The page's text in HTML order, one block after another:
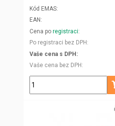
Kód EMAS
EAN
Cena po registraci
Po registraci bez DPH
Vaše cena s DPH
Vaše cena bez DPH